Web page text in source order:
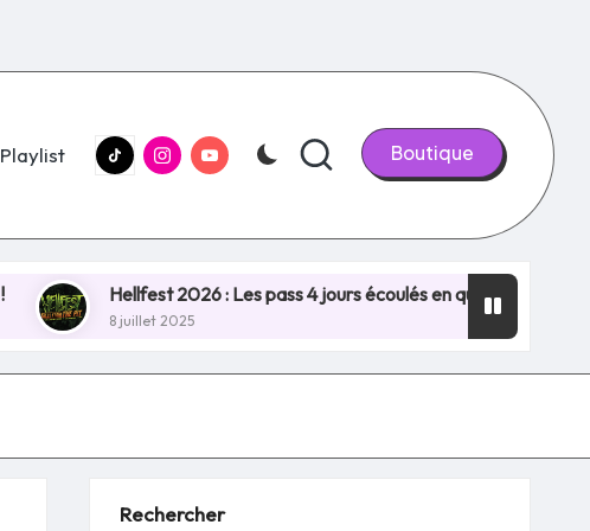
Playlist tiktok.comInstagram.com
youtube.com Boutique
Hellfest 2026 : Les pass 4 jours écoulés en quelques minutes,
8 juillet 2025
Rechercher